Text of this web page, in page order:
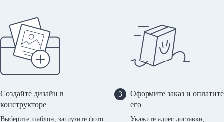
Создайте дизайн в
конструкторе
Выберите шаблон, загрузите фото
3
Оформите заказ и оплатите
его
Укажите адрес доставки,